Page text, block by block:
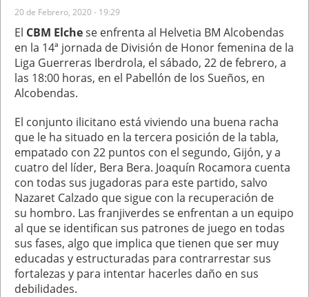
20 de Febrero, 2020 - 19:29
El CBM Elchese enfrenta al Helvetia BM Alcobendas
en la 14ª jornada de División de Honor femenina de la
Liga Guerreras Iberdrola, el sábado, 22 de febrero, a
las 18:00 horas, en el Pabellón de los Sueños, en
Alcobendas.
El conjunto ilicitano está viviendo una buena racha
que le ha situado en la tercera posición de la tabla,
empatado con 22 puntos con el segundo, Gijón, y a
cuatro del líder, Bera Bera. Joaquín Rocamora cuenta
con todas sus jugadoras para este partido, salvo
Nazaret Calzado que sigue con la recuperación de
su hombro. Las franjiverdes se enfrentan a un equipo
al que se identifican sus patrones de juego en todas
sus fases, algo que implica que tienen que ser muy
educadas y estructuradas para contrarrestar sus
fortalezas y para intentar hacerles daño en sus
debilidades.